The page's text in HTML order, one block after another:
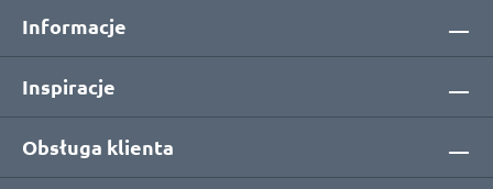
Informacje
Inspiracje
Obsługa klienta